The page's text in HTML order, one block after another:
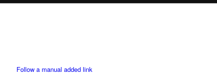
Follow a manual added link